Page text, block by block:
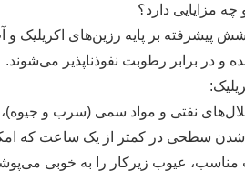
مزایایی دارد؟
پیشرفته بر پایه رزین‌های اکریلیک
در برابر رطوبت نفوذناپذیر می‌شوند.
نفتی و مواد سمی (سرب و
سطحی در کمتر از یک ساعت که
مناسب، عیوب زیرکار را به خوبی